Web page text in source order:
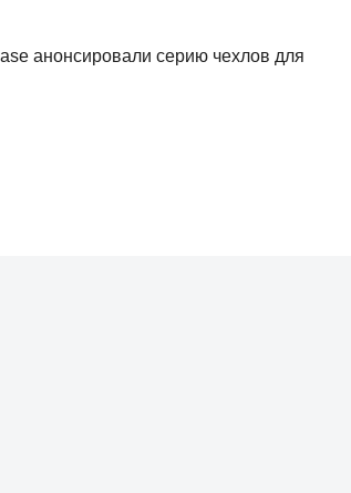
анонсировали серию чехлов для